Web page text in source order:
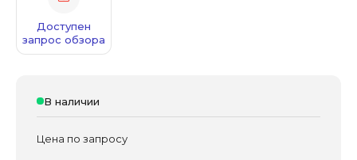
Доступен
запрос обзора
В наличии
Цена по запросу